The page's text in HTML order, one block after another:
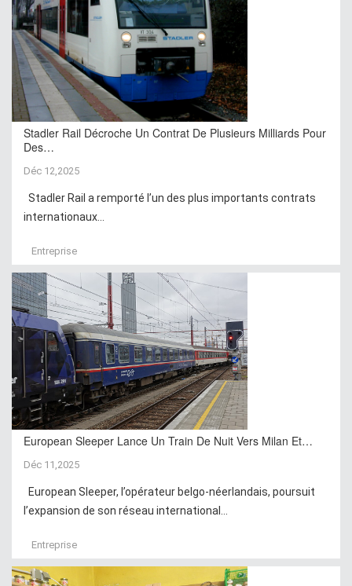
Stadler Rail Décroche Un Contrat De Plusieurs Milliards Pour
Des…
Déc 12,2025
Stadler Rail a remporté l’un des plus importants contrats
internationaux...
Entreprise
European Sleeper Lance Un Train De Nuit Vers Milan Et…
Déc 11,2025
European Sleeper, l’opérateur belgo-néerlandais, poursuit
l’expansion de son réseau international...
Entreprise